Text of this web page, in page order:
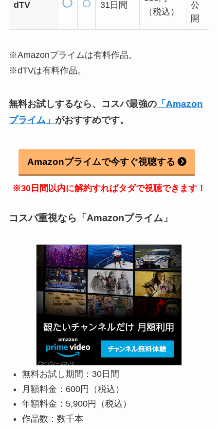
dTV 31日間
（税込）
公
開
※Amazonプライムは有料作品。
※dTVは有料作品。
無料お試しするなら、コスパ最強の「Amazon
プライム」 がおすすめです。
Amazonプライムで今すぐ視聴する
※30日間以内に解約すればタダで視聴できます！
コスパ重視なら「Amazonプライム」
無料お試し期間：30日間
月額料金：600円（税込）
年額料金：5,900円（税込）
作品数：数千本